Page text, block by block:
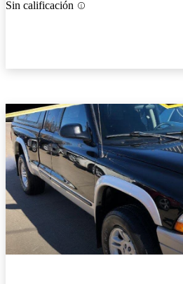
Sin calificación